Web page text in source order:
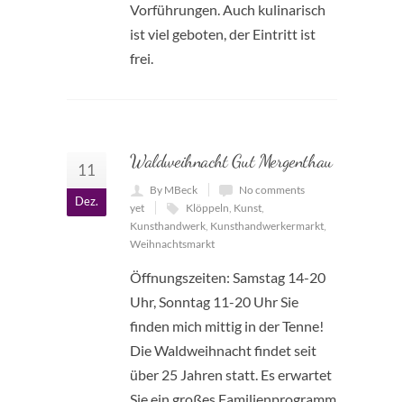
Vorführungen. Auch kulinarisch
ist viel geboten, der Eintritt ist
frei.
11
Dez.
Waldweihnacht Gut Mergenthau
By MBeck
No comments
yet
Klöppeln, Kunst,
Kunsthandwerk, Kunsthandwerkermarkt,
Weihnachtsmarkt
Öffnungszeiten: Samstag 14-20
Uhr, Sonntag 11-20 Uhr Sie
finden mich mittig in der Tenne!
Die Waldweihnacht findet seit
über 25 Jahren statt. Es erwartet